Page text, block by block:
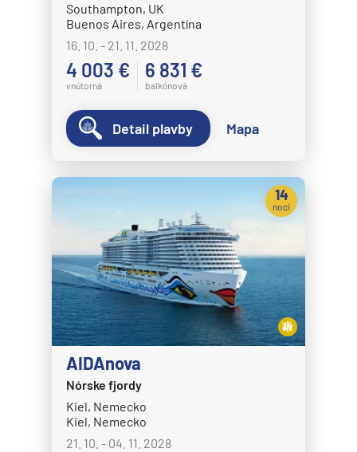
Costa Smeralda
Costa Toscana
Crystal Cruises
Crystal Serenity
Crystal Symphony
Cunard Line
Queen Anne
Queen Mary 2
Queen Victoria
Disney Cruise Line
Disney Adventure
Disney Destiny
Disney Dream
Disney Fantasy
Disney Magic
Disney Treasure
Southampton, UK
Buenos Aires, Argentína
16. 10. - 21. 11. 2028
4 003 €
vnútorná
6 831 €
balkónová
Detail plavby Mapa
AIDAnova
Nórske fjordy
Kiel, Nemecko
Kiel, Nemecko
21. 10. - 04. 11. 2028
14
nocí